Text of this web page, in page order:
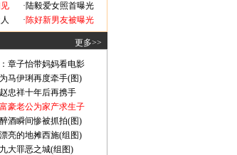
·陆毅爱女照首曝光
·陈好新男友被曝光
更多>>
章子怡带妈妈看电影
马伊琍再度牵手(图)
忠祥十年后再携手
豪老公为家产求生子
酒瞬间惨被抓拍(图)
亮的地摊西施(组图)
大罪恶之城(组图)